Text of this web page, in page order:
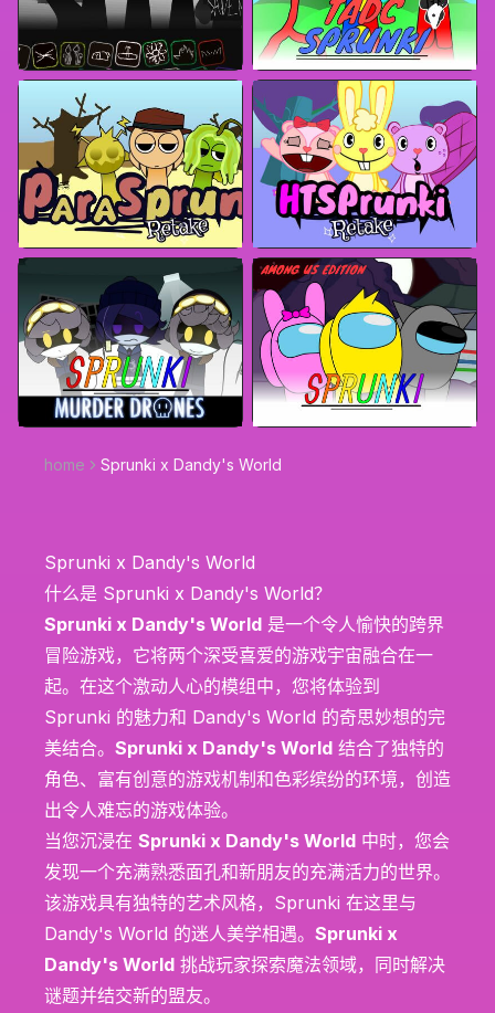
home Sprunki x Dandy's World
Sprunki x Dandy's World
什么是 Sprunki x Dandy's World？
Sprunki x Dandy's World 是一个令人愉快的跨界
冒险游戏，它将两个深受喜爱的游戏宇宙融合在一
起。在这个激动人心的模组中，您将体验到
Sprunki 的魅力和 Dandy's World 的奇思妙想的完
美结合。 Sprunki x Dandy's World 结合了独特的
角色、富有创意的游戏机制和色彩缤纷的环境，创造
出令人难忘的游戏体验。
当您沉浸在 Sprunki x Dandy's World 中时，您会
发现一个充满熟悉面孔和新朋友的充满活力的世界。
该游戏具有独特的艺术风格，Sprunki 在这里与
Dandy's World 的迷人美学相遇。 Sprunki x
Dandy's World 挑战玩家探索魔法领域，同时解决
谜题并结交新的盟友。